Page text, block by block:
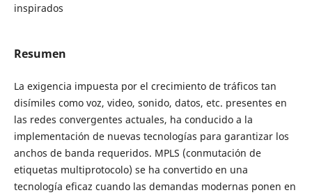
inspirados
Resumen
La exigencia impuesta por el crecimiento de tráficos tan
disímiles como voz, video, sonido, datos, etc. presentes en
las redes convergentes actuales, ha conducido a la
implementación de nuevas tecnologías para garantizar los
anchos de banda requeridos. MPLS (conmutación de
etiquetas multiprotocolo) se ha convertido en una
tecnología eficaz cuando las demandas modernas ponen en